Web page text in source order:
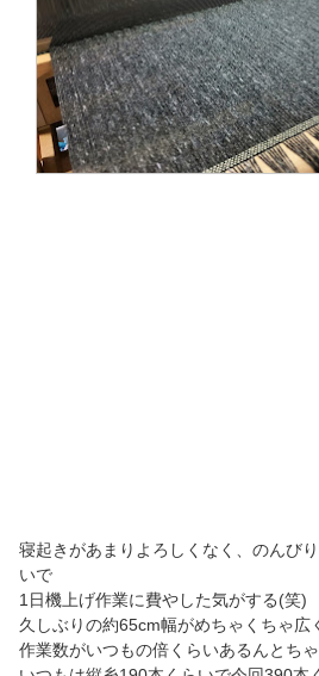
寝起きがあまりよろしくなく、のんび
いで
1日機上げ作業に費やした気がする(笑)
久しぶりの約65cm幅がめちゃくちゃ広
作業数がいつもの倍くらいあるんとち